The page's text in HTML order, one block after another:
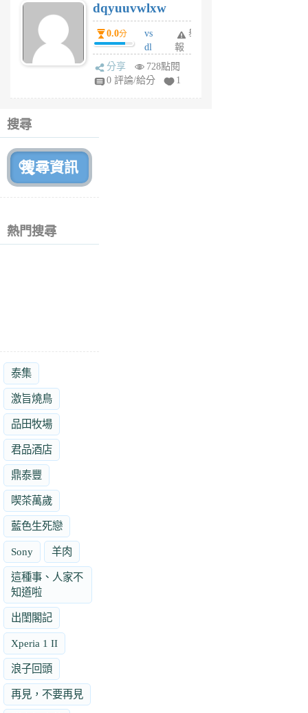
6
個
月
前
dqyuuvwlxw
0.0分
vs
dl
sq
fy
舉
報
分享
728點閱
0 評論/給分
1
搜尋
熱門搜尋
泰集
激旨燒鳥
品田牧場
君品酒店
鼎泰豐
喫茶萬歲
藍色生死戀
Sony 羊肉
這種事、人家不
知道啦
出閨閣記
Xperia 1 II
浪子回頭
再見，不要再見